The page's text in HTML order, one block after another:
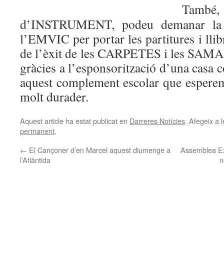
d’INSTRUMENT, podeu demanar
l’EMVIC per portar les partitures i
de l’èxit de les CARPETES i les
gràcies a l’esponsorització d’una casa
aquest complement escolar que
molt durader.
Aquest article ha estat publicat en Darreres Notícies. Afegeix a
permanent.
← El Cançoner d’en Marcel aquest diumenge a
l’Atlàntida
Assemblea